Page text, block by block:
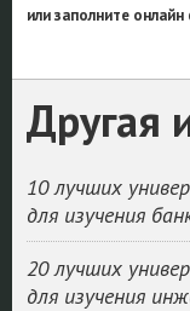
или заполните
Другая
10 лучших
для изучения
20 лучших
для изучения